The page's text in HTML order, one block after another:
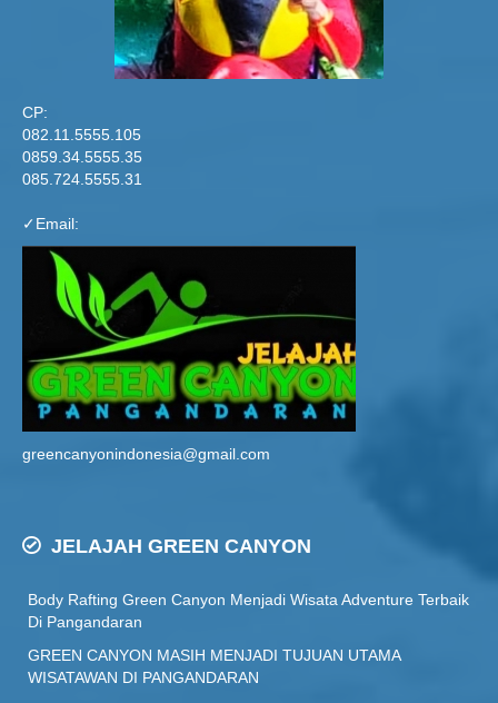
CP:
082.11.5555.105
0859.34.5555.35
085.724.5555.31
✓Email:
greencanyonindonesia@gmail.com
JELAJAH GREEN CANYON
Body Rafting Green Canyon Menjadi Wisata Adventure Terbaik
Di Pangandaran
GREEN CANYON MASIH MENJADI TUJUAN UTAMA
WISATAWAN DI PANGANDARAN